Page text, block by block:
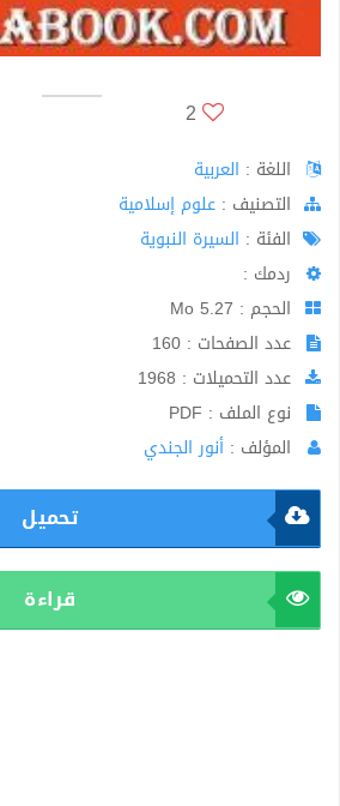
2
اللغة : العربية
اﻟﺘﺼﻨﻴﻒ : علوم إسلامية
الفئة : السيرة النبوية
ردمك :
الحجم : 5.27 Mo
عدد الصفحات : 160
عدد التحميلات : 1968
نوع الملف : PDF
المؤلف : أنور الجندي
تحميل
قراءة